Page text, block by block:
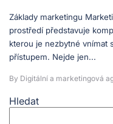
Základy marketingu
prostředí představuje
kterou je nezbytné vnímat
přístupem. Nejde jen...
By Digitální a marketingová
Hledat